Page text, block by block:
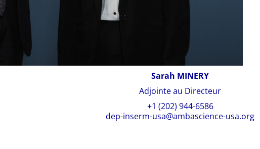
Sarah MINERY
Adjointe au Directeur
+1 (202) 944-6586
dep-inserm-usa@ambascience-usa.org